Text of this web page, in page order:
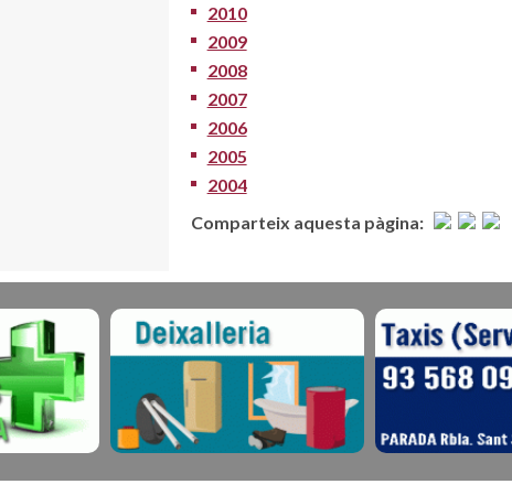
2010
2009
2008
2007
2006
2005
2004
Comparteix aquesta pàgina: